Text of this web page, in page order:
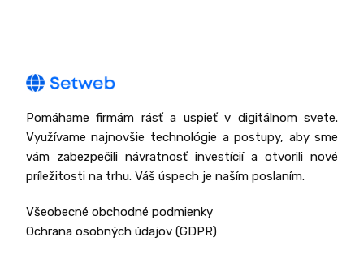
Pomáhame firmám rásť a uspieť v digitálnom svete.
Využívame najnovšie technológie a postupy, aby sme
vám zabezpečili návratnosť investícií a otvorili nové
príležitosti na trhu. Váš úspech je naším poslaním.
Všeobecné obchodné podmienky
Ochrana osobných údajov (GDPR)